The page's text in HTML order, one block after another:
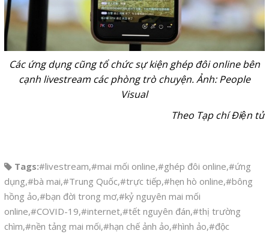
Các ứng dụng cũng tổ chức sự kiện ghép đôi online bên
cạnh livestream các phòng trò chuyện. Ảnh: People
Visual
Theo Tạp chí Điện tử
Tags:#livestream,#mai mối online,#ghép đôi online,#ứng
dụng,#bà mai,#Trung Quốc,#trực tiếp,#hẹn hò online,#bông
hồng ảo,#bạn đời trong mơ,#kỷ nguyên mai mối
online,#COVID-19,#internet,#tết nguyên đán,#thị trường
chìm,#nền tảng mai mối,#hạn chế ảnh ảo,#hình ảo,#độc